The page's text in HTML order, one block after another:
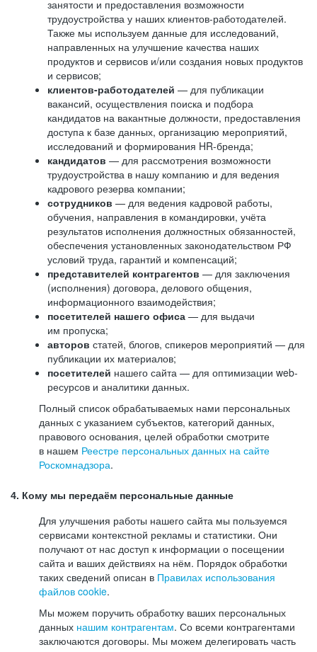
занятости и предоставления возможности
трудоустройства у наших клиентов-работодателей.
Также мы используем данные для исследований,
направленных на улучшение качества наших
продуктов и сервисов и/или создания новых продуктов
и сервисов;
клиентов-работодателей — для публикации
вакансий, осуществления поиска и подбора
кандидатов на вакантные должности, предоставления
доступа к базе данных, организацию мероприятий,
исследований и формирования HR-бренда;
кандидатов — для рассмотрения возможности
трудоустройства в нашу компанию и для ведения
кадрового резерва компании;
сотрудников — для ведения кадровой работы,
обучения, направления в командировки, учёта
результатов исполнения должностных обязанностей,
обеспечения установленных законодательством РФ
условий труда, гарантий и компенсаций;
представителей контрагентов — для заключения
(исполнения) договора, делового общения,
информационного взаимодействия;
посетителей нашего офиса — для выдачи
им пропуска;
авторов статей, блогов, спикеров мероприятий — для
публикации их материалов;
посетителей нашего сайта — для оптимизации web-
ресурсов и аналитики данных.
Полный список обрабатываемых нами персональных
данных с указанием субъектов, категорий данных,
правового основания, целей обработки смотрите
в нашем Реестре персональных данных на сайте
Роскомнадзора.
4. Кому мы передаём персональные данные
Для улучшения работы нашего сайта мы пользуемся
сервисами контекстной рекламы и статистики. Они
получают от нас доступ к информации о посещении
сайта и ваших действиях на нём. Порядок обработки
таких сведений описан в Правилах использования
файлов cookie.
Мы можем поручить обработку ваших персональных
данных нашим контрагентам. Со всеми контрагентами
заключаются договоры. Мы можем делегировать часть